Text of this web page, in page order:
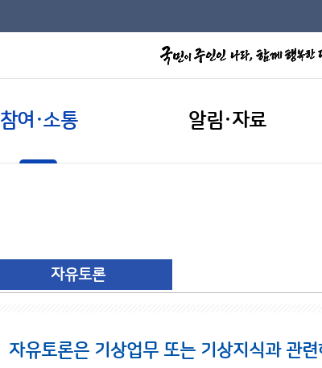
참여·소통 알림·자료
자유토론
자유토론은 기상업무 또는 기상지식과 관